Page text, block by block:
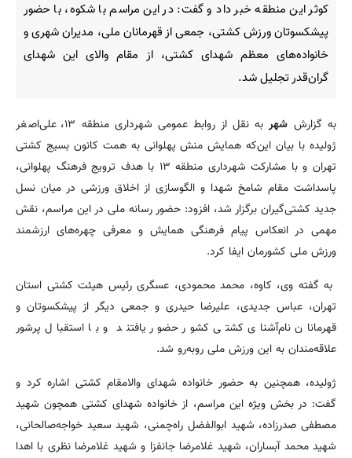
کوثر این منطقه خبر داد و گفت: در این مراسم با شکوه، با حضور
پیشکسوتان ورزش کشتی، جمعی از قهرمانان ملی، مدیران شهری و
خانواده‌های معظم شهدای کشتی، از مقام والای این شهدای
گران‌قدر تجلیل شد.
به گزارش شهر
به نقل از روابط عمومی شهرداری منطقه ۱۳، علی‌اصغر
ژولیده با بیان این‌که همایش منش پهلوانی به همت کانون بسیج کشتی
تهران و با مشارکت شهرداری منطقه ۱۳ با هدف ترویج فرهنگ پهلوانی،
پاسداشت مقام شامخ شهدا و الگوسازی از اخلاق ورزشی در میان نسل
جدید کشتی‌گیران برگزار شد، افزود: حضور رسانه ملی در این مراسم، نقش
مهمی در انعکاس پیام فرهنگی همایش و معرفی چهره‌های ارزشمند
ورزش ملی کشورمان ایفا کرد.
به گفته وی، کاوه، محمد محمودی، عسگری رئیس هیئت کشتی استان
تهران، عباس جدیدی، علیرضا حیدری و جمعی دیگر از پیشکسوتان و
قهرمانان نام‌آشنای کشتی کشور حضور یافتند و با استقبال پرشور
علاقه‌مندان به این ورزش ملی روبه‌رو شد.
ژولیده، همچنین به حضور خانواده شهدای والامقام کشتی اشاره کرد و
گفت: در بخش ویژه این مراسم، از خانواده شهدای کشتی همچون شهید
مصطفی صدرزاده، شهید ابوالفضل راه‌چمنی، شهید سعید خواجه‌صالحانی،
شهید محمد آبساران، شهید غلامرضا جانفزا و شهید غلامرضا نظری با اهدا